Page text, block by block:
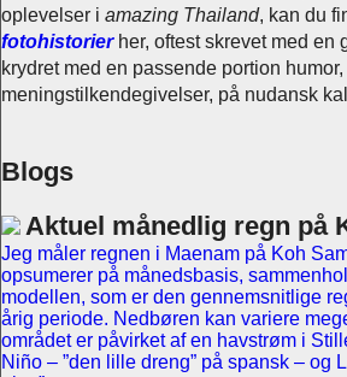
oplevelser i amazing Thailand, kan du
fotohistorierher, oftest skrevet med en
krydret med en passende portion
meningstilkendegivelser, på nudansk
Blogs
Aktuel månedlig regn på
Jeg måler regnen i Maenam på Koh
opsumerer på månedsbasis,
modellen, som er den gennemsnitlige
årig periode. Nedbøren kan variere
området er påvirket af en havstrøm i
Niño – ”den lille dreng” på spansk – og